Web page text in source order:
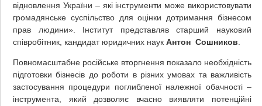
відновлення України – які інструменти може використовувати
громадянське суспільство для оцінки дотримання бізнесом
прав людини». Інститут представляв старший науковий
співробітник, кандидат юридичних наук Антон Сошников
Повномасштабне російське вторгнення показало необхідність
підготовки бізнесів до роботи в різних умовах та важливість
застосування процедури поглибленої належної обачності –
інструмента, який дозволяє вчасно виявляти потенційні